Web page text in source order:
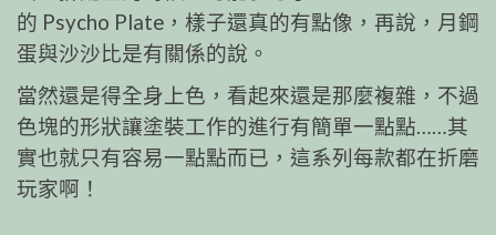
的 Psycho Plate，樣子還真的有點像，再說，月鋼
蛋與沙沙比是有關係的說。
當然還是得全身上色，看起來還是那麼複雜，不過
色塊的形狀讓塗裝工作的進行有簡單一點點……其
實也就只有容易一點點而已，這系列每款都在折磨
玩家啊！